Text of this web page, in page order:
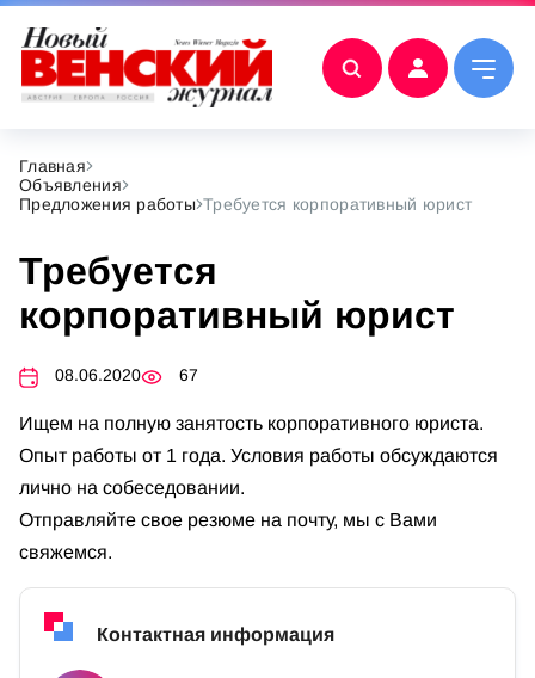
Главная
Объявления
Предложения работы Требуется корпоративный юрист
Требуется
корпоративный юрист
08.06.2020 67
Ищем на полную занятость корпоративного юриста.
Опыт работы от 1 года. Условия работы обсуждаются
лично на собеседовании.
Отправляйте свое резюме на почту, мы с Вами
свяжемся.
Контактная информация